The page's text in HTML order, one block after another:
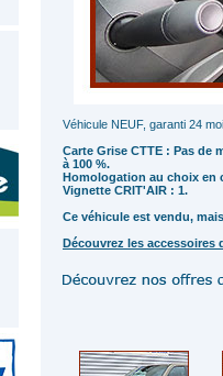
Véhicule NEUF, garanti 24
Carte Grise CTTE : Pas de
à 100 %.
Homologation au choix en
Vignette CRIT'AIR : 1.
Ce véhicule est vendu,
Découvrez les accessoires